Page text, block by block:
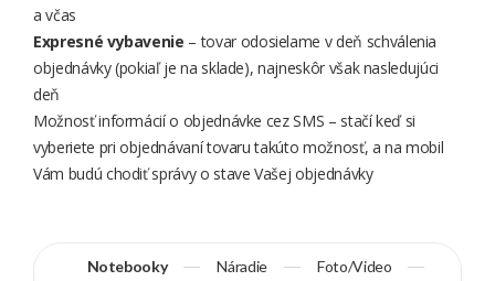
a včas
Expresné vybavenie – tovar odosielame v deň schválenia
objednávky (pokiaľ je na sklade), najneskôr však nasledujúci
deň
Možnosť informácií o objednávke cez SMS – stačí keď si
vyberiete pri objednávaní tovaru takúto možnosť, a na mobil
Vám budú chodiť správy o stave Vašej objednávky
Notebooky Náradie
Foto/Video